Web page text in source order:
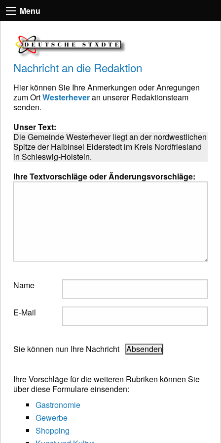
Menu
Nachricht an die Redaktion
Hier können Sie Ihre Anmerkungen oder Anregungen
zum OrtWesterheveran unserer Redaktionsteam
senden.
Unser Text:
Die Gemeinde Westerhever liegt an der nordwestlichen
Spitze der Halbinsel Eiderstedt im Kreis Nordfriesland
in Schleswig-Holstein.
Ihre Textvorschläge oder Änderungsvorschläge:
Name
E-Mail
Sie können nun Ihre Nachricht
Ihre Vorschläge für die weiteren Rubriken können Sie
über diese Formulare einsenden:
Gastronomie
Gewerbe
Shopping